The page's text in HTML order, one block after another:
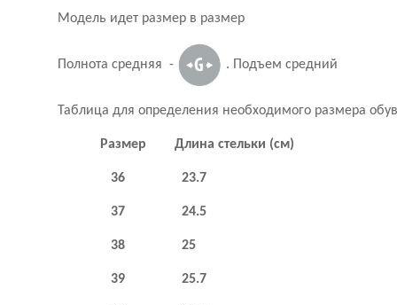
Модель идет размер в размер
Полнота средняя - . Подъем средний
Таблица для определения необходимого размера
Размер Длина стельки (см)
36 23.7
37 24.5
38 25
39 25.7